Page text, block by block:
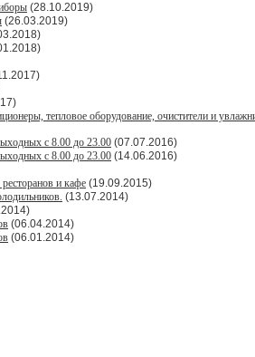
(28.10.2019)
(26.03.2019)
тепловое оборудование, очистители и
с 8.00 до 23.00 (07.07.2016)
с 8.00 до 23.00 (14.06.2016)
и кафе (19.09.2015)
(13.07.2014)
(06.04.2014)
(06.01.2014)